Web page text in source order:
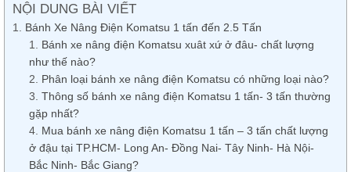
NỘI DUNG BÀI VIẾT
Bánh Xe Nâng Điện Komatsu 1 tấn đến 2.5 Tấn
Bánh xe nâng điện Komatsu xuât xứ ở đâu- chất lượng
như thế nào?
Phân loại bánh xe nâng điện Komatsu có những loại nào?
Thông số bánh xe nâng điện Komatsu 1 tấn- 3 tấn thường
gặp nhất?
Mua bánh xe nâng điện Komatsu 1 tấn – 3 tấn chất lượng
ở đậu tại TP.HCM- Long An- Đồng Nai- Tây Ninh- Hà Nội-
Bắc Ninh- Bắc Giang?